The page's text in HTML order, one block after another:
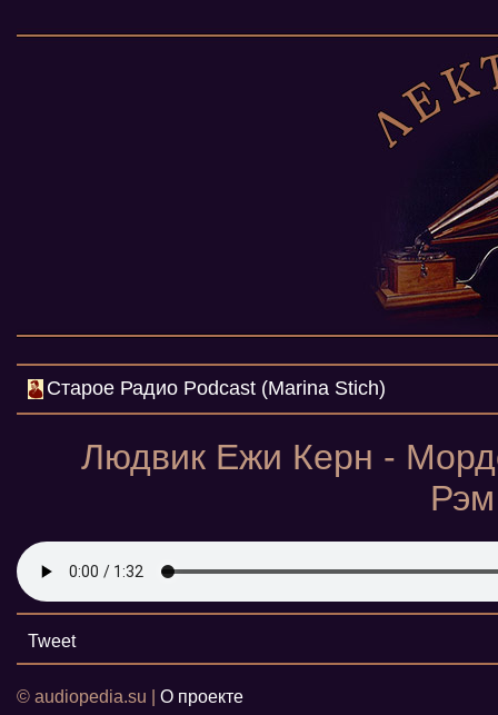
Cтарое Радио Podcast (Marina Stich)
Людвик Ежи Керн -
Tweet
© audiopedia.su | О проекте